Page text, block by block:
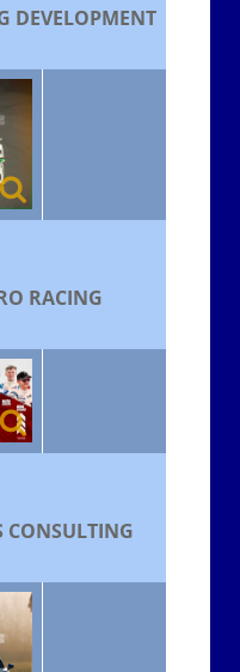
DEVELOPMENT
RACING
CONSULTING